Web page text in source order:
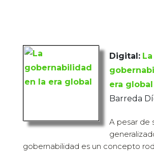
Digital: La
era global
Barreda
A pesar de
gobernabilidad es un concepto